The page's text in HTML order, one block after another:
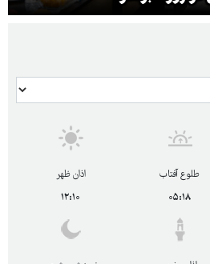
طلوع آفتاب
۰۵:۱۸
اذان ظهر
۱۲:۱۰